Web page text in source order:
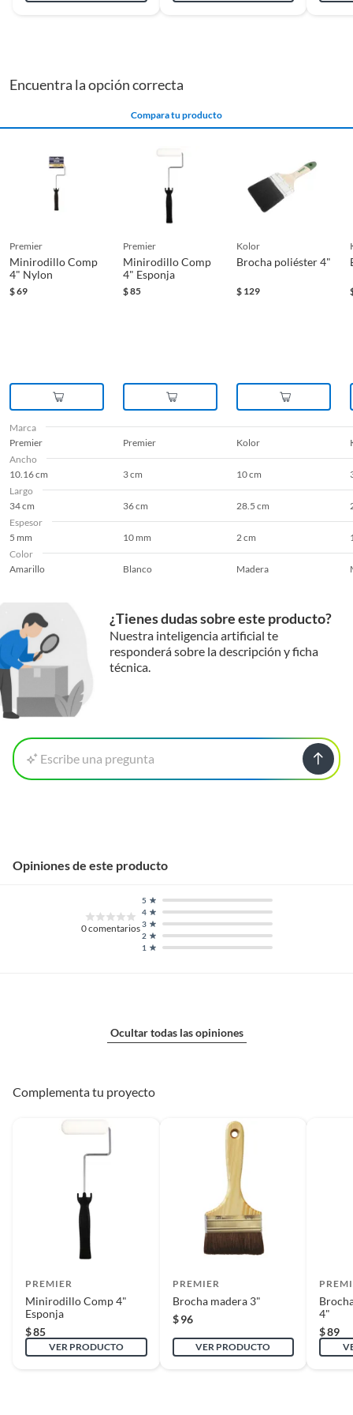
llevar una charola y kits para pintar. ¡Con estos productos,
Encuentra la opción correcta
Compara tu producto
premier
Minirodillo Comp
4" Nylon
$69
premier
Minirodillo Comp
4" Esponja
$85
kolor
Brocha poliéster 4"
$ 129
Marca
Premier
Premier Kolor
Ancho
10.16 cm
3 cm 10 cm
Largo
34 cm
36 cm 28.5 cm
Espesor
5 mm
10 mm 2 cm
Color
Amarillo
Blanco Madera
¿Tienes dudas sobre este producto?
Nuestra inteligencia artificial te
responderá sobre la descripción y ficha
técnica.
Escribe una pregunta
Opiniones de este producto
0comentarios
1
2
3
4
5
Ocultar todas las opiniones
Complementa tu proyecto
PREMIER
Minirodillo Comp 4"
Esponja
$85
VER PRODUCTO
PREMIER
Brocha madera 3"
$ 96
VER PRODUCTO
4"
$89